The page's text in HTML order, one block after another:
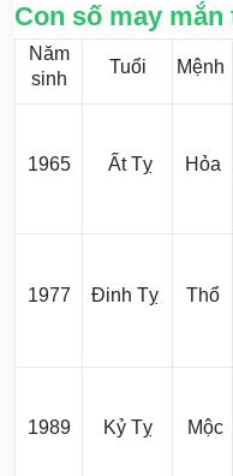
Con số may mắn
Năm
sinh
Tuổi Mệnh
1965 Ất Tỵ Hỏa
1977 Đinh Tỵ Thổ
1989 Kỷ Tỵ Mộc